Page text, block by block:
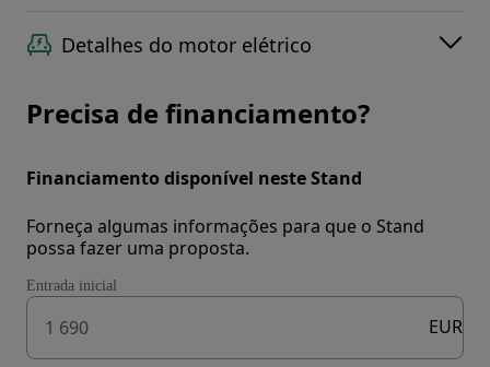
Detalhes do motor elétrico
Precisa de financiamento?
Financiamento disponível neste Stand
Forneça algumas informações para que o Stand
possa fazer uma proposta.
Entrada inicial
EUR